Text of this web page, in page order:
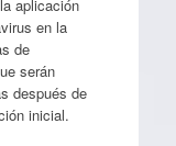
aplicación
en la
de
serán
después de
inicial.